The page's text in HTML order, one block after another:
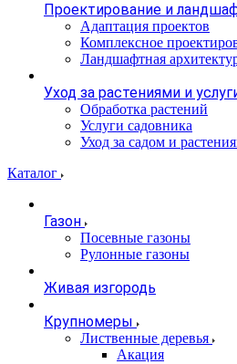
Проектирование и
Адаптация проектов
Комплексное
Ландшафтная
Уход за растениями и
Обработка растений
Услуги садовника
Уход за садом и
Каталог
Газон
Посевные газоны
Рулонные газоны
Живая изгородь
Крупномеры
Лиственные деревья
Акация